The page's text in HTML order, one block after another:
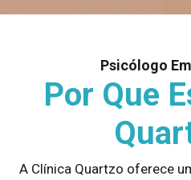
Psicólogo
Por Que
A Clínica Quartzo oferece